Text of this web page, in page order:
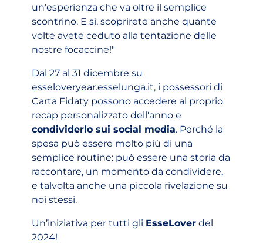
un'esperienza che va oltre il semplice
scontrino. E sì, scoprirete anche quante
volte avete ceduto alla tentazione delle
nostre focaccine!"
Dal 27 al 31 dicembre su
esseloveryear.esselunga.it(apri in un nuovo tab)
, i possessori di
Carta Fidaty possono accedere al proprio
recap personalizzato dell'anno e
condividerlo sui social media. Perché la
spesa può essere molto più di una
semplice routine: può essere una storia da
raccontare, un momento da condividere,
e talvolta anche una piccola rivelazione su
noi stessi.
Un’iniziativa per tutti gli EsseLover del
2024!